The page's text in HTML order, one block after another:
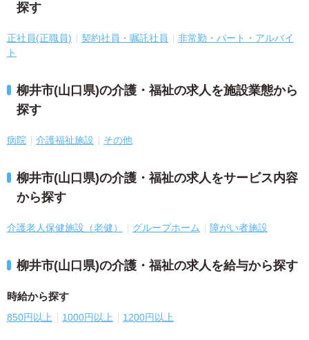
探す
正社員(正職員) 契約社員・嘱託社員
非常勤・パート・アルバイ
ト
柳井市(山口県)の介護・福祉の求人を施設業態から
探す
病院 介護福祉施設 その他
柳井市(山口県)の介護・福祉の求人をサービス内容
から探す
介護老人保健施設（老健） グループホーム 障がい者施設
柳井市(山口県)の介護・福祉の求人を給与から探す
時給から探す
850円以上 1000円以上 1200円以上